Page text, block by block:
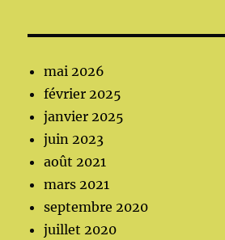
mai 2026
février 2025
janvier 2025
juin 2023
août 2021
mars 2021
septembre 2020
juillet 2020